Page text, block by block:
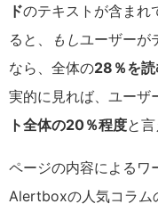
ドのテキストが含まれ
ると、
もしユーザーが
なら、全体の28％を
実的に見れば、ユーザ
ト全体の20％程度と言
ページの内容によるワ
Alertboxの人気コラム